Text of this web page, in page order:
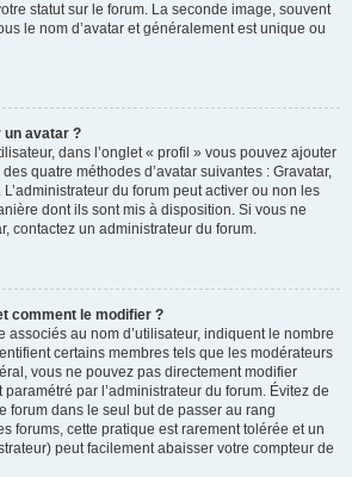
statut sur le forum. La seconde image, souvent
le nom d’avatar et généralement est unique ou
un avatar ?
dans l’onglet « profil » vous pouvez ajouter
quatre méthodes d’avatar suivantes : Gravatar,
du forum peut activer ou non les
dont ils sont mis à disposition. Si vous ne
contactez un administrateur du forum.
comment le modifier ?
associés au nom d’utilisateur, indiquent le nombre
certains membres tels que les modérateurs
vous ne pouvez pas directement modifier
paramétré par l’administrateur du forum. Évitez de
forum dans le seul but de passer au rang
forums, cette pratique est rarement tolérée et un
peut facilement abaisser votre compteur de